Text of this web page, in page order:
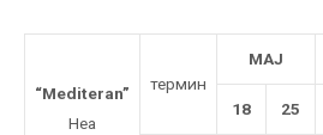
“Mediteran”
Неа
термин
МАЈ
18 25